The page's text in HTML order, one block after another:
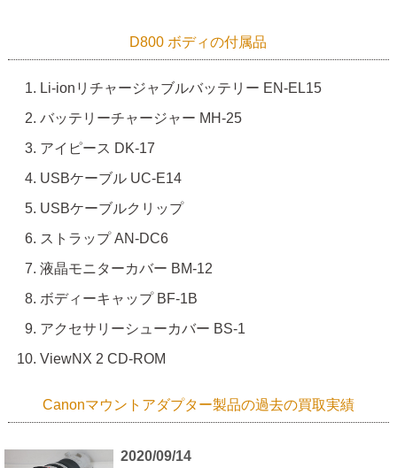
D800 ボディの付属品
Li-ionリチャージャブルバッテリー EN-EL15
バッテリーチャージャー MH-25
アイピース DK-17
USBケーブル UC-E14
USBケーブルクリップ
ストラップ AN-DC6
液晶モニターカバー BM-12
ボディーキャップ BF-1B
アクセサリーシューカバー BS-1
ViewNX 2 CD-ROM
Canonマウントアダプター製品の過去の買取実績
2020/09/14